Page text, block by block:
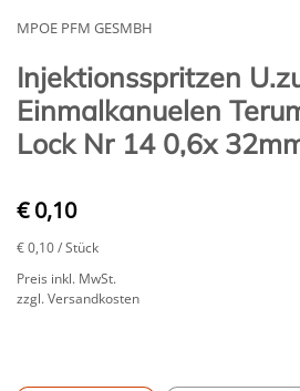
MPOE PFM GESMBH
Injektionsspritzen
Einmalkanuelen
Lock Nr 14 0,6x
€ 0,10
€ 0,10/ Stück
Preis inkl. MwSt.
zzgl. Versandkosten